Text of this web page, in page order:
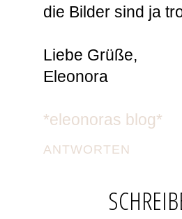
die Bilder sind ja
Liebe Grüße,
Eleonora
*eleonoras blog*
ANTWORTEN